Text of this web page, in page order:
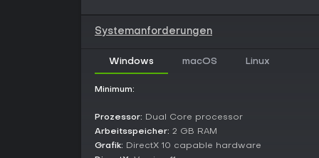
Systemanforderungen
Windows macOS Linux
Minimum:
Prozessor: Dual Core processor
Arbeitsspeicher: 2 GB RAM
Grafik: DirectX 10 capable hardware